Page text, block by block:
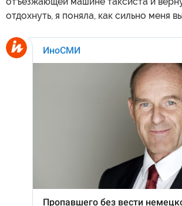
отдохнуть, я поняла, как сильно меня